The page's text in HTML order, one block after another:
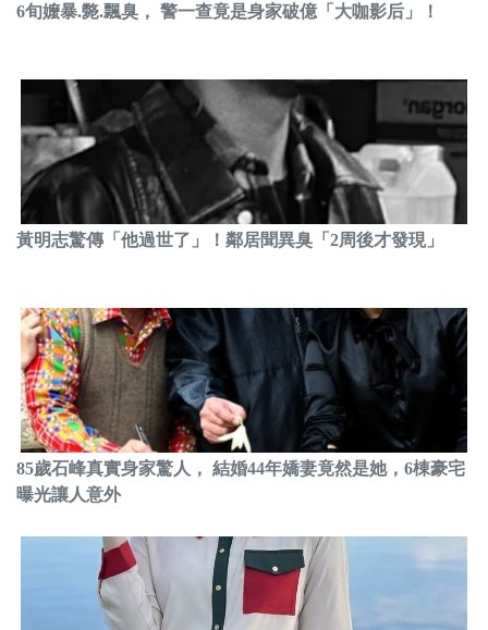
6旬嬤暴.斃.飄臭， 警一查竟是身家破億「大咖影后」！
黃明志驚傳「他過世了」！鄰居聞異臭「2周後才發現」
85歲石峰真實身家驚人， 結婚44年嬌妻竟然是她，6棟豪宅
曝光讓人意外